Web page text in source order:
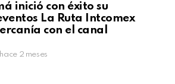
inició con éxito su
La Ruta Intcomex
con el canal
hace 2 meses